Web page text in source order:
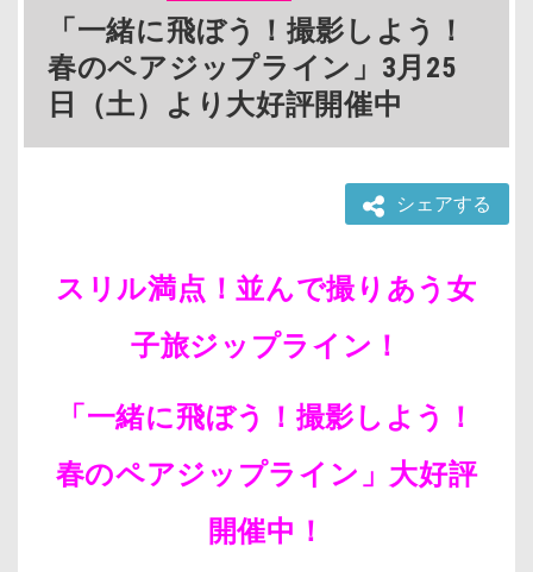
「一緒に飛ぼう！撮影しよう！
春のペアジップライン」3月25
日（土）より大好評開催中
シェアする
スリル満点！並んで撮りあう女
子旅ジップライン！
「一緒に飛ぼう！撮影しよう！
春のペアジップライン」大好評
開催中！